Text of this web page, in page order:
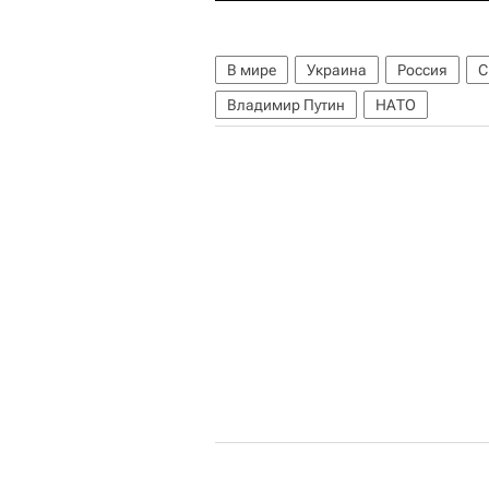
В мире Украина Россия
Владимир Путин
НАТО